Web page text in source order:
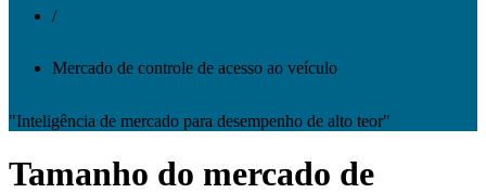
/
Mercado de controle de acesso ao veículo
"Inteligência de mercado para desempenho de alto teor"
Tamanho do mercado de